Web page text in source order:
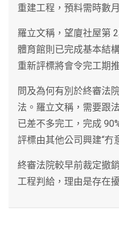
重建工程，預料需時數
羅立文稱，望廈社屋第
體育館則已完成基本結
重新評標將會令完工期
問及為何有別於終審法
法。羅立文稱，需要跟
已差不多完工，完成
評標由其他公司興建“冇
終審法院較早前裁定撤
工程判給，理由是存在